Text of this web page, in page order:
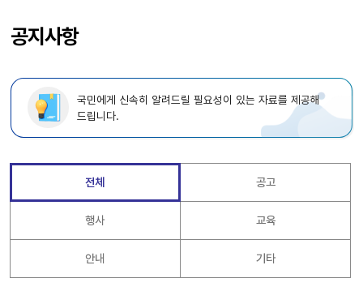
공지사항
국민에게 신속히 알려드릴 필요성이 있는 자료를 제공해
드립니다.
전체 공고
행사 교육
안내 기타